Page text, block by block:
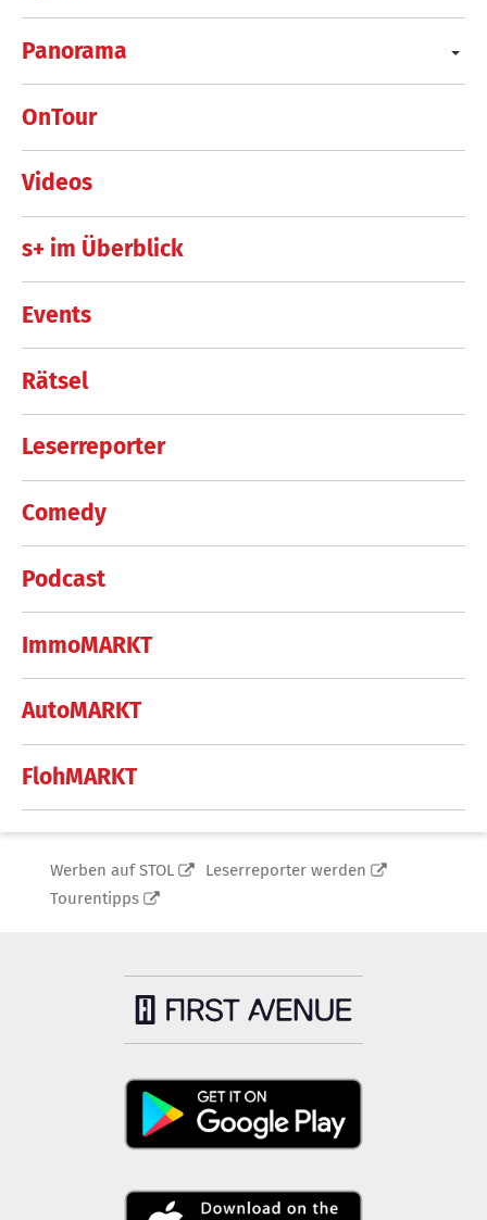
Panorama
OnTour
Videos
s+ im Überblick
Events
Rätsel
Leserreporter
Comedy
Podcast
ImmoMARKT
AutoMARKT
FlohMARKT
Werben auf STOL
Leserreporter werden
Tourentipps